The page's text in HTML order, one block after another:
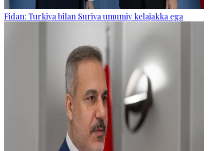
Fidan: Turkiya bilan Suriya umumiy kelajakka ega